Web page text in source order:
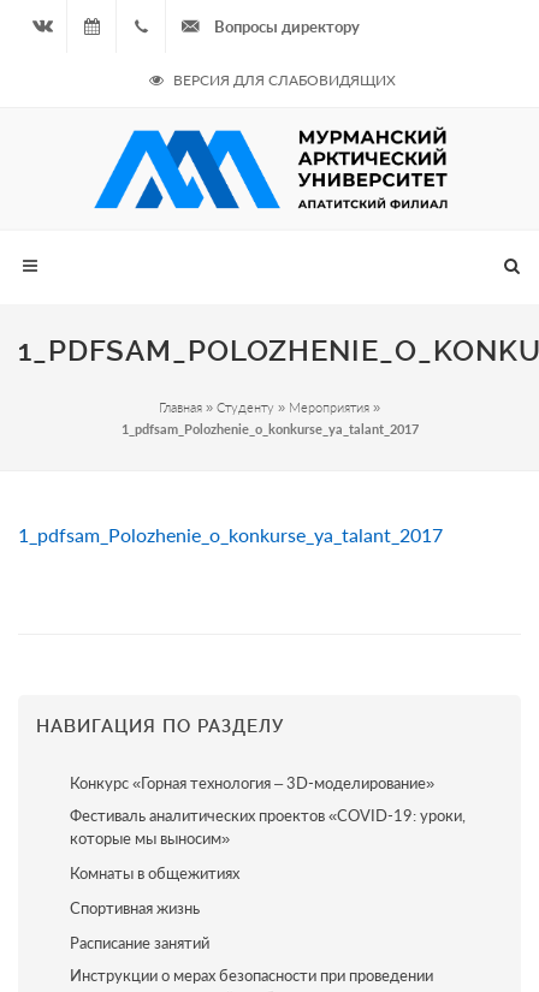
07.08.2026
- Чётная
неделя
964
687
Вопросы директору
ВЕРСИЯ ДЛЯ СЛАБОВИДЯЩИХ
Главная » Студенту » Мероприятия »
1_pdfsam_Polozhenie_o_konkurse_ya_talant_2017
1_pdfsam_Polozhenie_o_konkurse_ya_talant_2017
НАВИГАЦИЯ ПО РАЗДЕЛУ
Конкурс «Горная технология – 3D-моделирование»
Фестиваль аналитических проектов «COVID-19: уроки,
которые мы выносим»
Комнаты в общежитиях
Спортивная жизнь
Расписание занятий
Инструкции о мерах безопасности при проведении